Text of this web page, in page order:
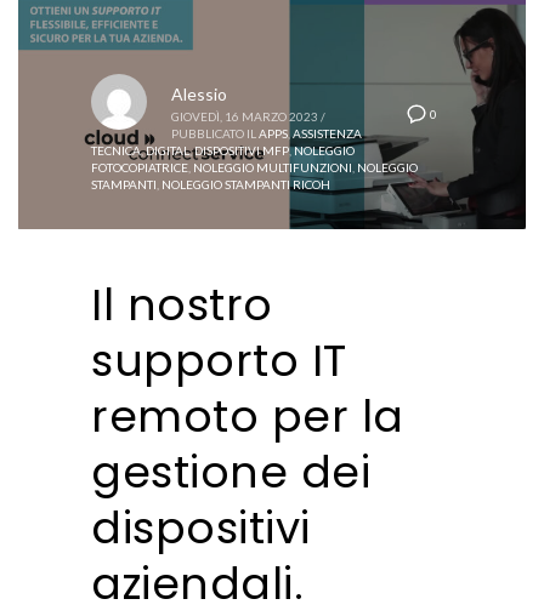
0
Alessio
GIOVEDÌ, 16 MARZO 2023 /
PUBBLICATO IL APPS ASSISTENZA
TECNICA,DIGITAL,DISPOSITIVI MFP,NOLEGGIO
FOTOCOPIATRICE NOLEGGIO MULTIFUNZIONI NOLEGGIO
STAMPANTI NOLEGGIO STAMPANTI RICOH
Il nostro
supporto IT
remoto per la
gestione dei
dispositivi
aziendali.